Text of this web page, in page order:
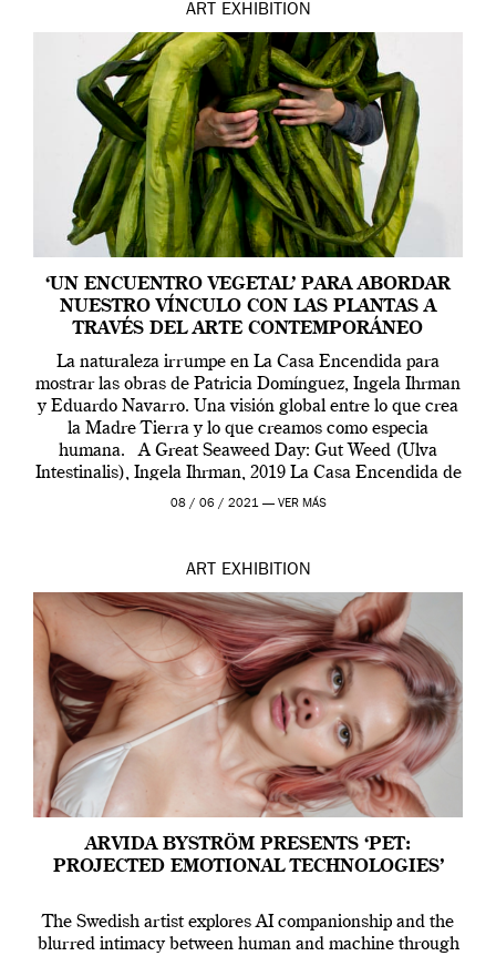
ART EXHIBITION
‘UN ENCUENTRO VEGETAL’ PARA ABORDAR
NUESTRO VÍNCULO CON LAS PLANTAS A
TRAVÉS DEL ARTE CONTEMPORÁNEO
La naturaleza irrumpe en La Casa Encendida para
mostrar las obras de Patricia Domínguez, Ingela Ihrman
y Eduardo Navarro. Una visión global entre lo que crea
la Madre Tierra y lo que creamos como especia
humana. A Great Seaweed Day: Gut Weed (Ulva
Intestinalis), Ingela Ihrman, 2019 La Casa Encendida de
Madrid y la Wellcome […]
08 / 06 / 2021 — VER MÁS
ART EXHIBITION
ARVIDA BYSTRÖM PRESENTS ‘PET:
PROJECTED EMOTIONAL TECHNOLOGIES’
The Swedish artist explores AI companionship and the
blurred intimacy between human and machine through